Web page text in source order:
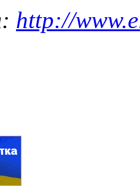
http://